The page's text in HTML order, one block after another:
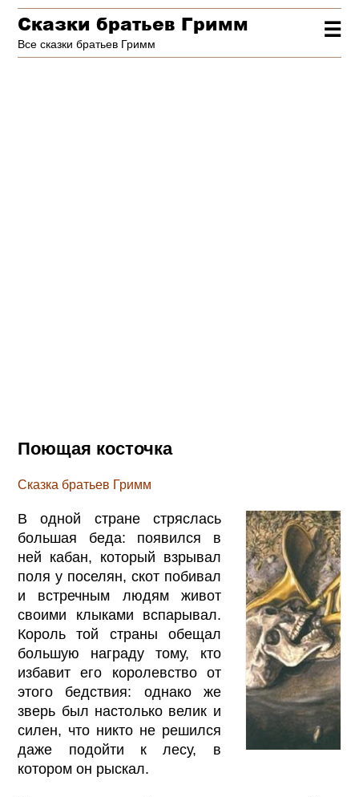
☰
Сказки братьев Гримм
Все сказки братьев Гримм
Поющая косточка
Сказка братьев Гримм
В одной стране стряслась
большая беда: появился в
ней кабан, который взрывал
поля у поселян, скот побивал
и встречным людям живот
своими клыками вспарывал.
Король той страны обещал
большую награду тому, кто
избавит его королевство от
этого бедствия: однако же
зверь был настолько велик и
силен, что никто не решился
даже подойти к лесу, в
котором он рыскал.